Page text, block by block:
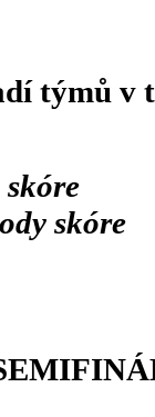
týmů v
skóre